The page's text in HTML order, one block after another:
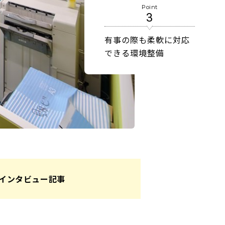
Point
3
有事の際も柔軟に対応
できる環境整備
ンタビュー記事